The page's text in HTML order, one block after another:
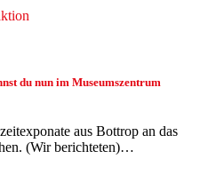
du nun im Museumszentrum
aus Bottrop an das
(Wir berichteten)…